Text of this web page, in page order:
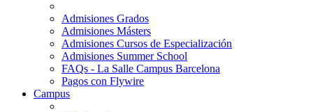
Admisiones Grados
Admisiones Másters
Admisiones Cursos de Especialización
Admisiones Summer School
FAQs - La Salle Campus Barcelona
Pagos con Flywire
Campus